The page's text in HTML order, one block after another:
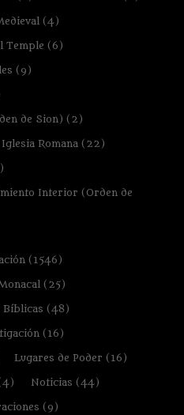
(4)
Temple (6)
(9)
de Sion) (2)
Romana (22)
Interior (Orden de
(1546)
(25)
Bíblicas (48)
(16)
Lugares de Poder (16)
Noticias (44)
(9)